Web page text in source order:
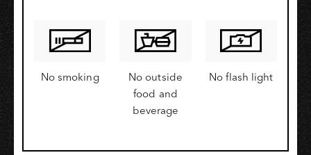
No smoking
No outside
food and
beverage
No flash light